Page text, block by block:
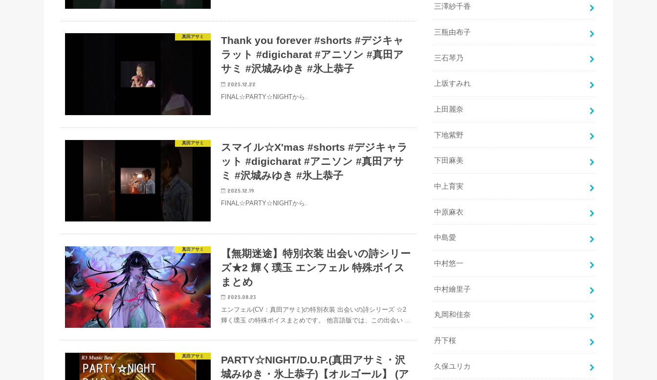
真田アサミ
Thank you forever #shorts #デジキャ
ラット #digicharat #アニソン #真田ア
サミ #沢城みゆき #氷上恭子
2025.12.22
FINAL☆PARTY☆NIGHTから.
真田アサミ
スマイル☆X'mas #shorts #デジキャラ
ット #digicharat #アニソン #真田アサ
ミ #沢城みゆき #氷上恭子
2025.12.19
FINAL☆PARTY☆NIGHTから.
真田アサミ
【無期迷途】特別衣装 出会いの詩シリー
ズ★2 輝く璞玉 エンフェル 特殊ボイス
まとめ
2025.08.23
エンフェル(CV：真田アサミ)の特別衣装 出会いの詩シリーズ ☆2
輝く璞玉 の特殊ボイスまとめです。 他言語版では、この出会い …
真田アサミ
PARTY☆NIGHT/D.U.P.(真田アサミ・沢
城みゆき・氷上恭子)【オルゴール】 (ア
三澤紗千香
三瓶由布子
三石琴乃
上坂すみれ
上田麗奈
下地紫野
下田麻美
中上育実
中原麻衣
中島愛
中村悠一
中村繪里子
丸岡和佳奈
丹下桜
久保ユリカ